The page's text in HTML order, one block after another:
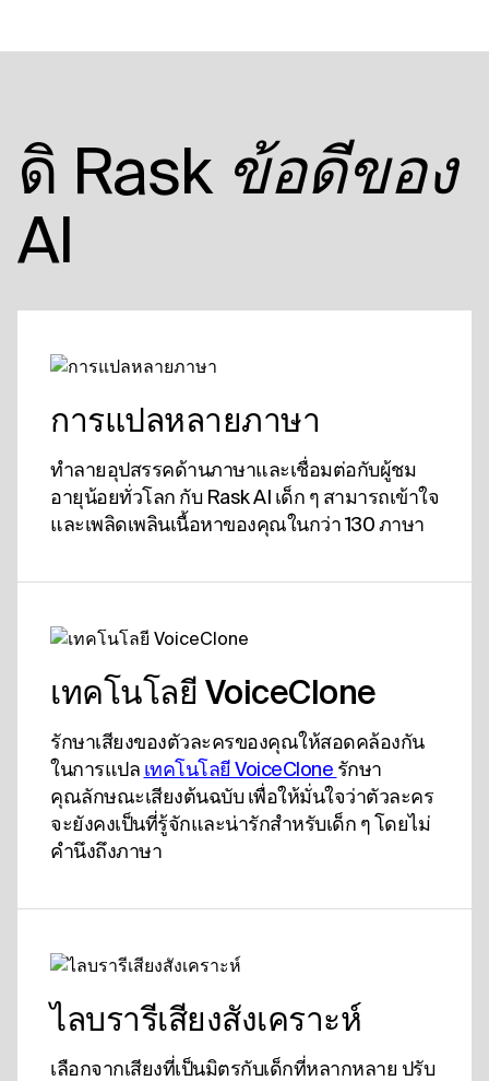
ดิ Rask ข้อดีของ
AI
การแปลหลายภาษา
ทําลายอุปสรรคด้านภาษาและเชื่อมต่อกับผู้ชม
อายุน้อยทั่วโลก กับ Rask AI เด็ก ๆ สามารถเข้าใจ
และเพลิดเพลินเนื้อหาของคุณในกว่า 130 ภาษา
เทคโนโลยี VoiceClone
รักษาเสียงของตัวละครของคุณให้สอดคล้องกัน
ในการแปล เทคโนโลยี VoiceClone รักษา
คุณลักษณะเสียงต้นฉบับ เพื่อให้มั่นใจว่าตัวละคร
จะยังคงเป็นที่รู้จักและน่ารักสําหรับเด็ก ๆ โดยไม่
คํานึงถึงภาษา
ไลบรารีเสียงสังเคราะห์
เลือกจากเสียงที่เป็นมิตรกับเด็กที่หลากหลาย ปรับ